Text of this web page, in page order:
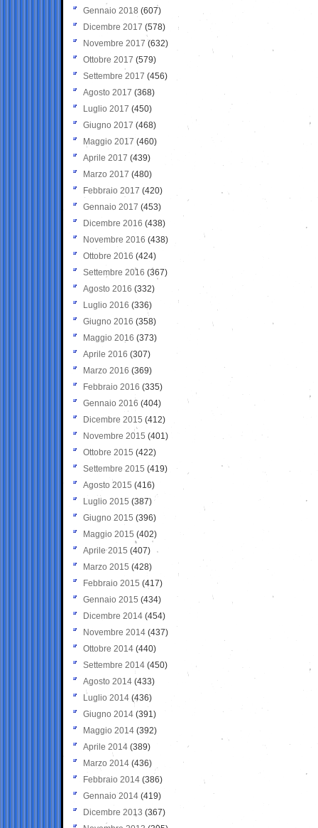
Gennaio 2018 (607)
Dicembre 2017 (578)
Novembre 2017 (632)
Ottobre 2017 (579)
Settembre 2017 (456)
Agosto 2017 (368)
Luglio 2017 (450)
Giugno 2017 (468)
Maggio 2017 (460)
Aprile 2017 (439)
Marzo 2017 (480)
Febbraio 2017 (420)
Gennaio 2017 (453)
Dicembre 2016 (438)
Novembre 2016 (438)
Ottobre 2016 (424)
Settembre 2016 (367)
Agosto 2016 (332)
Luglio 2016 (336)
Giugno 2016 (358)
Maggio 2016 (373)
Aprile 2016 (307)
Marzo 2016 (369)
Febbraio 2016 (335)
Gennaio 2016 (404)
Dicembre 2015 (412)
Novembre 2015 (401)
Ottobre 2015 (422)
Settembre 2015 (419)
Agosto 2015 (416)
Luglio 2015 (387)
Giugno 2015 (396)
Maggio 2015 (402)
Aprile 2015 (407)
Marzo 2015 (428)
Febbraio 2015 (417)
Gennaio 2015 (434)
Dicembre 2014 (454)
Novembre 2014 (437)
Ottobre 2014 (440)
Settembre 2014 (450)
Agosto 2014 (433)
Luglio 2014 (436)
Giugno 2014 (391)
Maggio 2014 (392)
Aprile 2014 (389)
Marzo 2014 (436)
Febbraio 2014 (386)
Gennaio 2014 (419)
Dicembre 2013 (367)